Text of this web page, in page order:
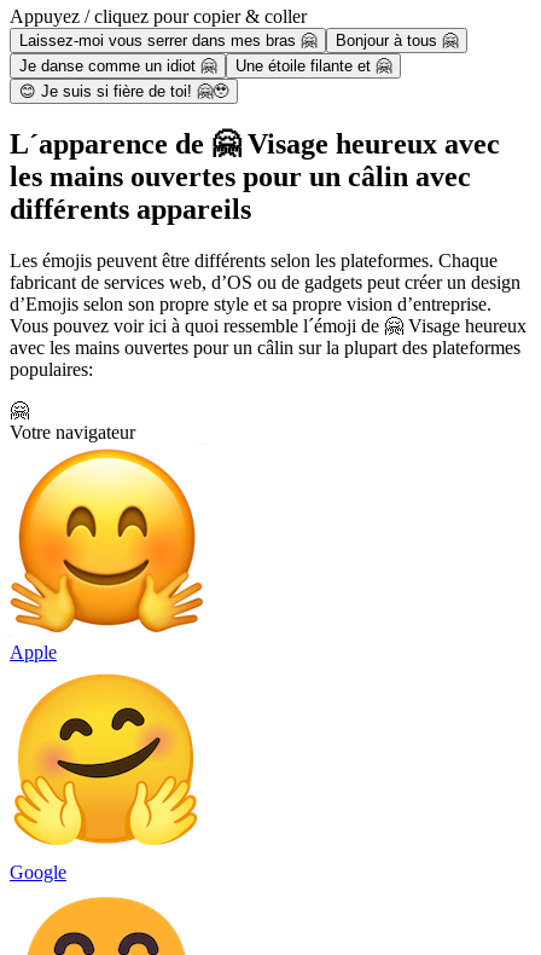
Appuyez / cliquez pour copier & coller
Laissez-moi vous serrer dans mes bras 🤗
Bonjour à tous 🤗
Je danse comme un idiot 🤗
Une étoile filante et 🤗
😊 Je suis si fière de toi! 🤗🥹
L´apparence de 🤗 Visage heureux avec
les mains ouvertes pour un câlin avec
différents appareils
Les émojis peuvent être différents selon les plateformes. Chaque
fabricant de services web, d’OS ou de gadgets peut créer un design
d’Emojis selon son propre style et sa propre vision d’entreprise.
Vous pouvez voir ici à quoi ressemble l´émoji de 🤗 Visage heureux
avec les mains ouvertes pour un câlin sur la plupart des plateformes
populaires:
🤗
Votre navigateur
Apple
Google